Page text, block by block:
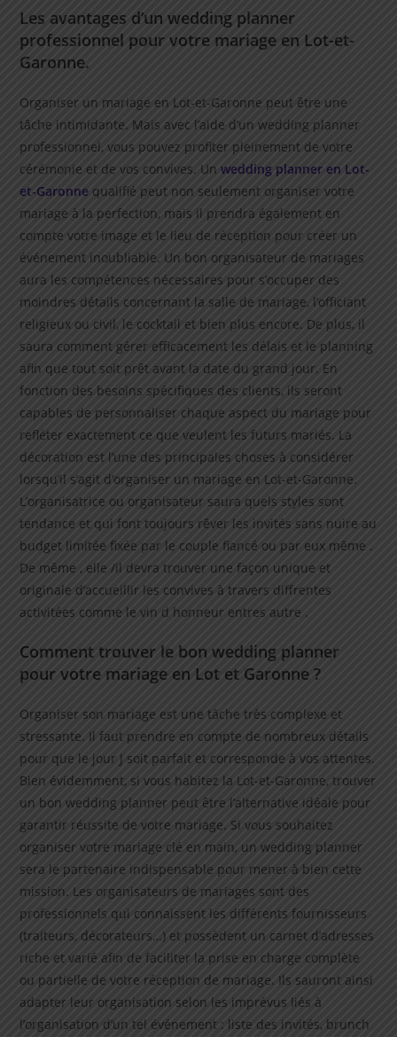
Les avantages d’un wedding planner
professionnel pour votre mariage en Lot-et-
Garonne.
Organiser un mariage en Lot-et-Garonne peut être une
tâche intimidante. Mais avec l’aide d’un wedding planner
professionnel, vous pouvez profiter pleinement de votre
cérémonie et de vos convives. Unwedding planner en Lot-
et-Garonne qualifié peut non seulement organiser votre
mariage à la perfection, mais il prendra également en
compte votre image et le lieu de réception pour créer un
événement inoubliable. Un bon organisateur de mariages
aura les compétences nécessaires pour s’occuper des
moindres détails concernant la salle de mariage, l’officiant
religieux ou civil, le cocktail et bien plus encore. De plus, il
saura comment gérer efficacement les délais et le planning
afin que tout soit prêt avant la date du grand jour. En
fonction des besoins spécifiques des clients, ils seront
capables de personnaliser chaque aspect du mariage pour
refléter exactement ce que veulent les futurs mariés. La
décoration est l’une des principales choses à considérer
lorsqu’il s’agit d’organiser un mariage en Lot-et-Garonne.
L’organisatrice ou organisateur saura quels styles sont
tendance et qui font toujours rêver les invités sans nuire au
budget limitée fixée par le couple fiancé ou par eux même .
De même , elle /il devra trouver une façon unique et
originale d’accueillir les convives à travers diffrentes
activitées comme le vin d honneur entres autre .
Comment trouver le bon wedding planner
pour votre mariage en Lot et Garonne ?
Organiser son mariage est une tâche très complexe et
stressante. Il faut prendre en compte de nombreux détails
pour que le jour J soit parfait et corresponde à vos attentes.
Bien évidemment, si vous habitez la Lot-et-Garonne, trouver
un bon wedding planner peut être l’alternative idéale pour
garantir réussite de votre mariage. Si vous souhaitez
organiser votre mariage clé en main, un wedding planner
sera le partenaire indispensable pour mener à bien cette
mission. Les organisateurs de mariages sont des
professionnels qui connaissent les différents fournisseurs
(traiteurs, décorateurs…) et possèdent un carnet d’adresses
riche et varié afin de faciliter la prise en charge complète
ou partielle de votre réception de mariage. Ils sauront ainsi
adapter leur organisation selon les imprévus liés à
l’organisation d’un tel événement : liste des invités, brunch